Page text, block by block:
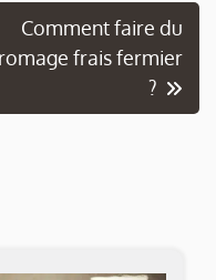
Comment faire du
frais fermier
?